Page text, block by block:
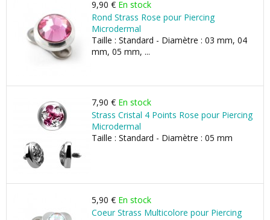
9,90 € En stock
Rond Strass Rose pour Piercing
Microdermal
Taille : Standard - Diamètre : 03 mm, 04
mm, 05 mm, ...
7,90 € En stock
Strass Cristal 4 Points Rose pour Piercing
Microdermal
Taille : Standard - Diamètre : 05 mm
5,90 € En stock
Coeur Strass Multicolore pour Piercing